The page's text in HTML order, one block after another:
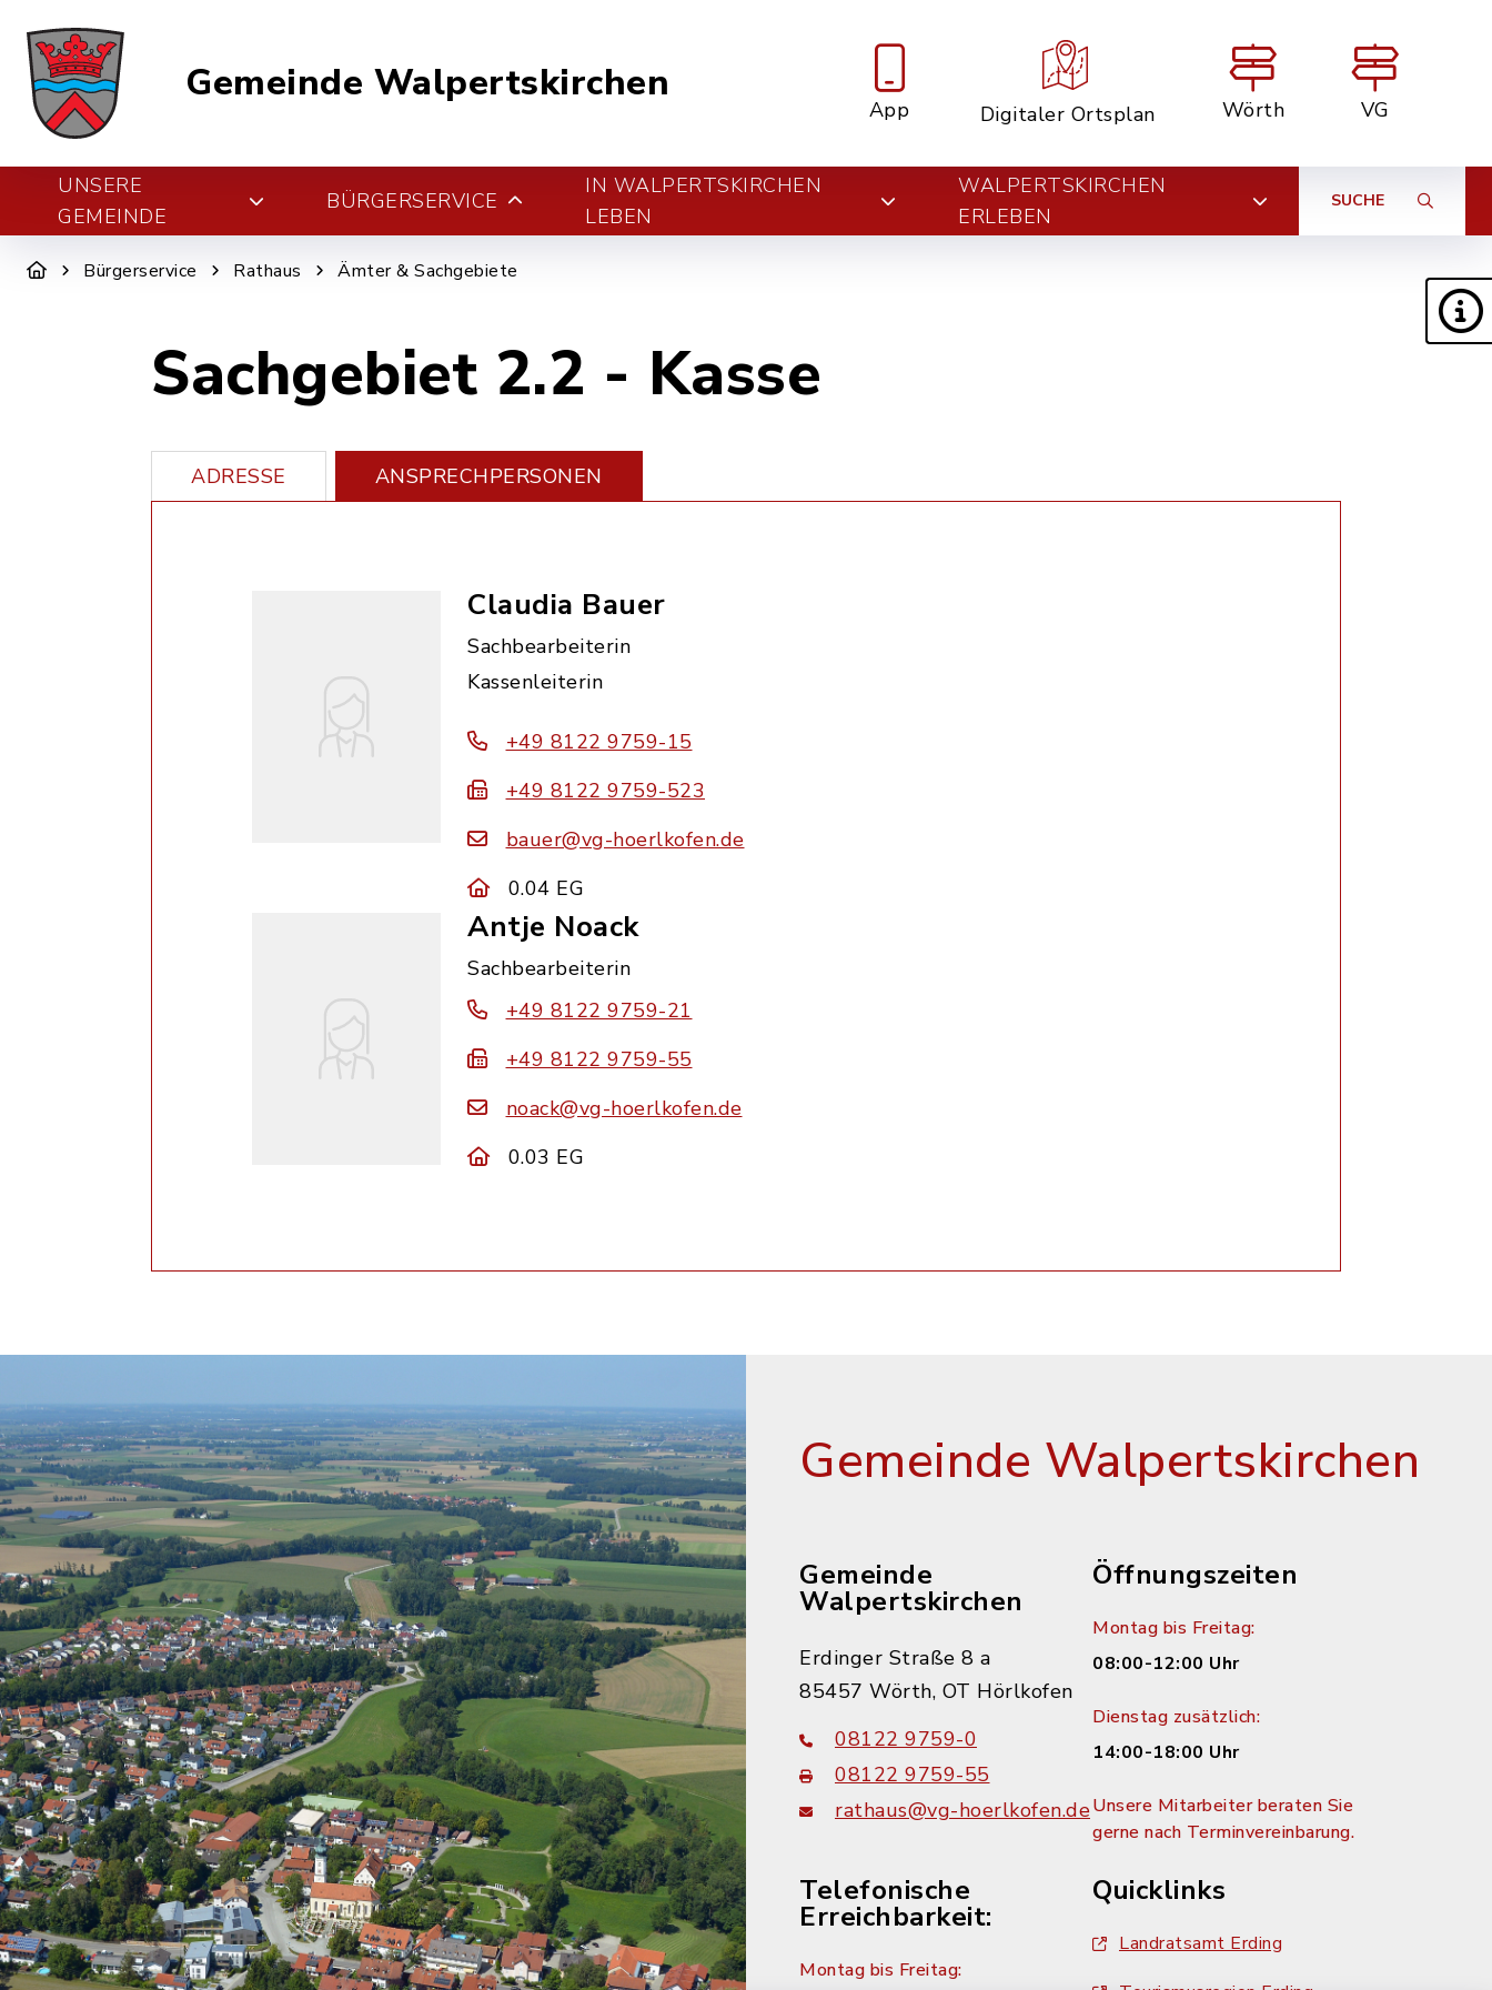
Gemeinde Walpertskirchen
App Digitaler Ortsplan Wörth VG
UNSERE
GEMEINDE
BÜRGERSERVICE
IN WALPERTSKIRCHEN
LEBEN
WALPERTSKIRCHEN
ERLEBEN
SUCHE
Bürgerservice Rathaus Ämter & Sachgebiete
Sachgebiet 2.2 - Kasse
ADRESSE ANSPRECHPERSONEN
Claudia Bauer
Sachbearbeiterin
Kassenleiterin
+49 8122 9759-15
+49 8122 9759-523
bauer@vg-hoerlkofen.de
0.04 EG
Antje Noack
Sachbearbeiterin
+49 8122 9759-21
+49 8122 9759-55
noack@vg-hoerlkofen.de
0.03 EG
Gemeinde Walpertskirchen
Gemeinde
Walpertskirchen
Erdinger Straße 8 a
85457 Wörth, OT Hörlkofen
08122 9759-0
08122 9759-55
rathaus@vg-hoerlkofen.de
Öffnungszeiten
Montag bis Freitag:
08:00-12:00 Uhr
Dienstag zusätzlich:
14:00-18:00 Uhr
Unsere Mitarbeiter beraten Sie
gerne nach Terminvereinbarung.
Telefonische
Erreichbarkeit:
Montag bis Freitag:
Quicklinks
Landratsamt Erding